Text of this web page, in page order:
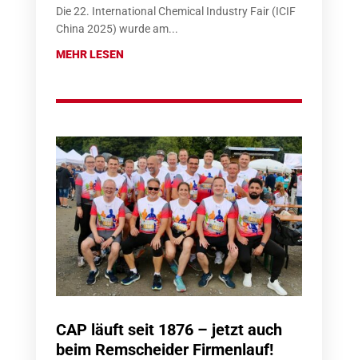
Die 22. International Chemical Industry Fair (ICIF
China 2025) wurde am...
MEHR LESEN
CAP läuft seit 1876 – jetzt auch
beim Remscheider Firmenlauf!